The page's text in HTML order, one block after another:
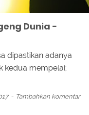
Dunia -
dipastikan adanya
kedua mempelai;
Tambahkan komentar